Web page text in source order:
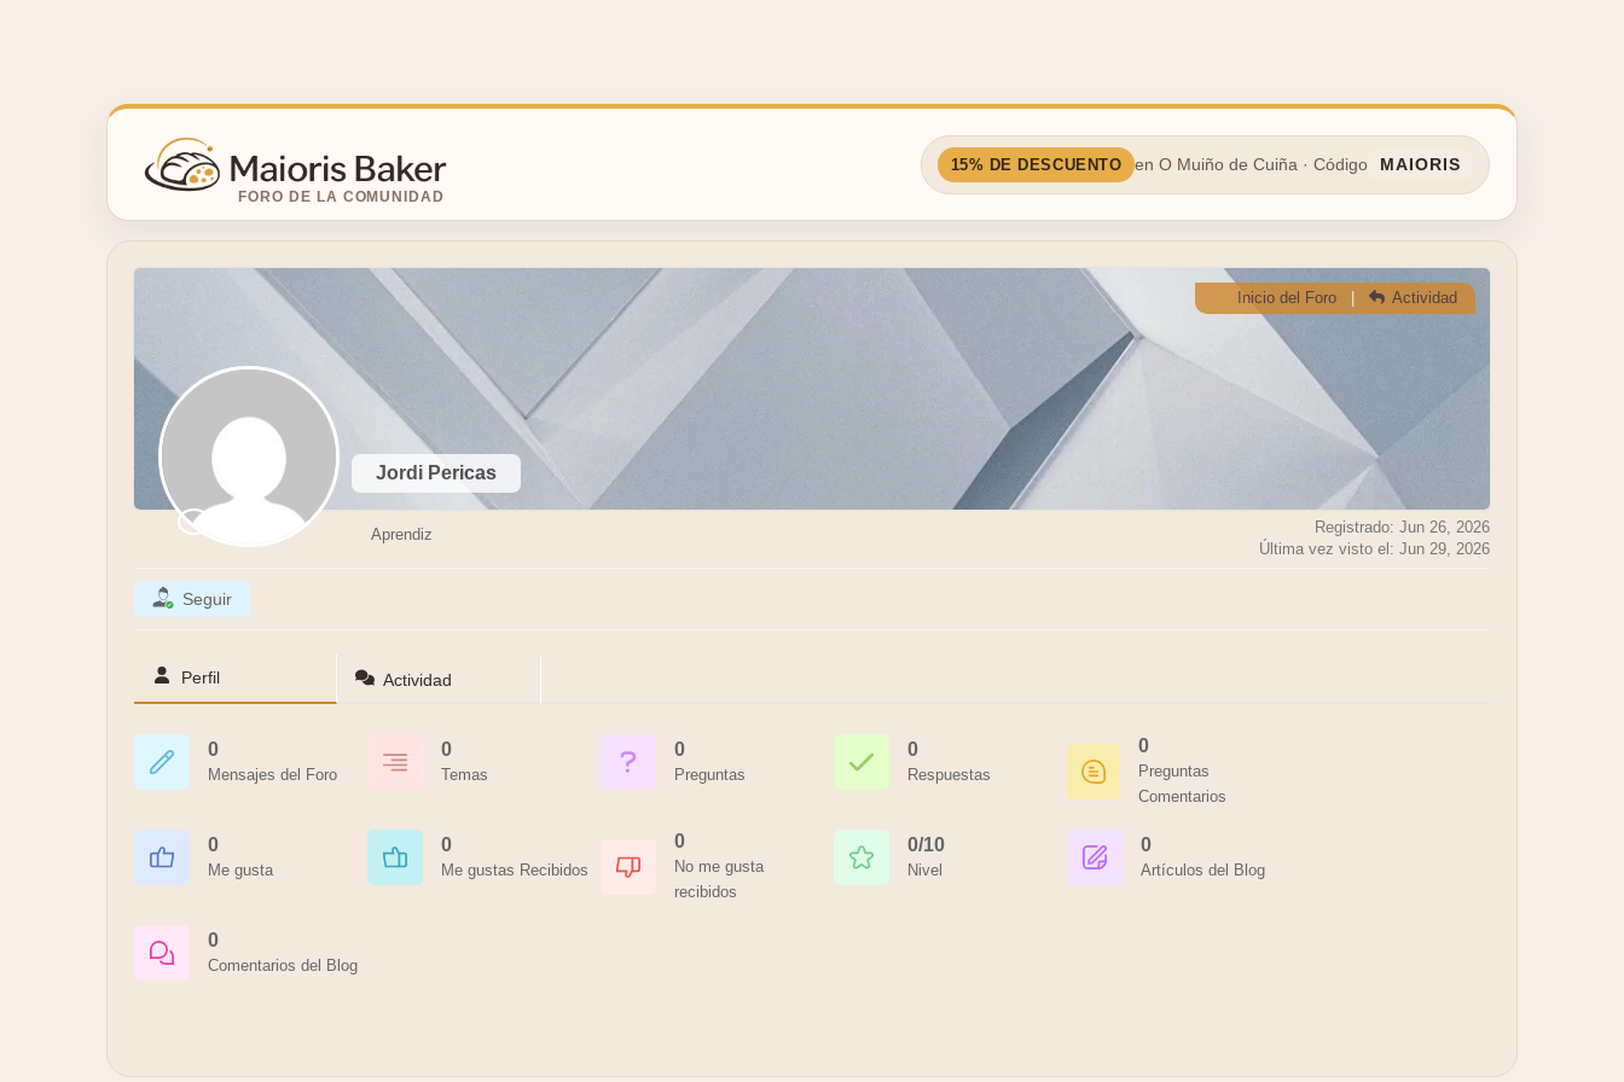
MAIORIS
Jordi Pericas
Inicio del Foro| Actividad
Aprendiz
Registrado: Jun 26, 2026
Última vez visto el: Jun 29, 2026
Seguir
Perfil Actividad
0
Mensajes del Foro
0
Temas
0
Preguntas
0
Respuestas
0
Preguntas
Comentarios
0
Me gusta
0
Me gustas Recibidos
0
No me gusta
recibidos
0/10
Nivel
0
Artículos del Blog
0
Comentarios del Blog